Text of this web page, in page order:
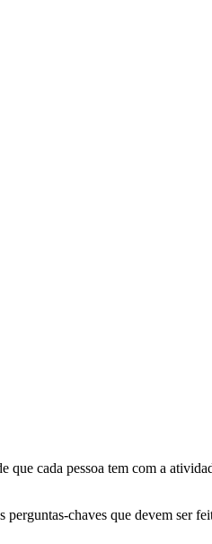
cada pessoa tem com a
chaves que devem ser